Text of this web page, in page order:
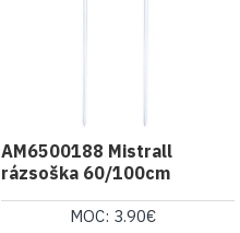
AM6500188 Mistrall
rázsoška 60/100cm
MOC: 3.90€